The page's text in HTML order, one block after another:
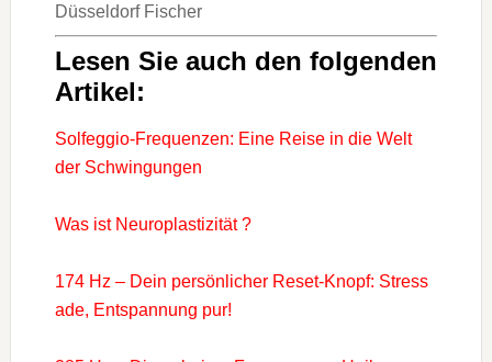
Düsseldorf Fischer
Lesen Sie auch den folgenden
Artikel:
Solfeggio-Frequenzen: Eine Reise in die Welt
der Schwingungen
Was ist Neuroplastizität ?
174 Hz – Dein persönlicher Reset-Knopf: Stress
ade, Entspannung pur!